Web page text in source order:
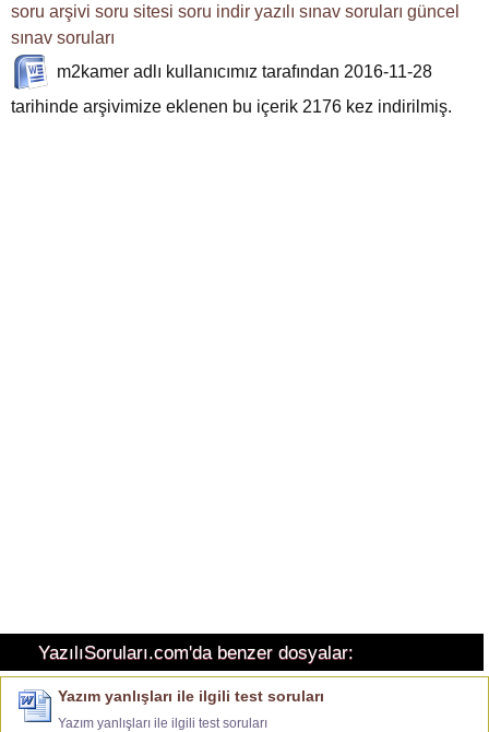
soru arşivi soru sitesi soru indir yazılı sınav soruları güncel
sınav soruları
m2kamer adlı kullanıcımız tarafından 2016-11-28
tarihinde arşivimize eklenen bu içerik 2176 kez indirilmiş.
YazılıSoruları.com'da benzer dosyalar:
Yazım yanlışları ile ilgili test soruları
Yazım yanlışları ile ilgili test soruları